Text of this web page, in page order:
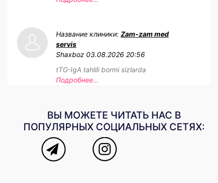
Название клиники: Zam-zam med
servis
Shaxboz 03.08.2026 20:56
tTG-IgA tahlili bormi sizlarda
Подробнее...
ВЫ МОЖЕТЕ ЧИТАТЬ НАС В
ПОПУЛЯРНЫХ СОЦИАЛЬНЫХ СЕТЯХ: